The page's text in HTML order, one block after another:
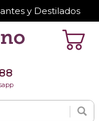
y Destilados